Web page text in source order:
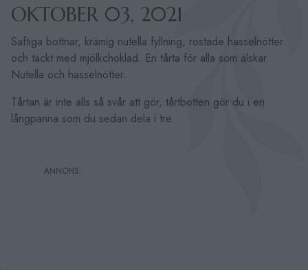
OKTOBER 03, 2021
Saftiga bottnar, krämig nutella fyllning, rostade hasselnötter
och täckt med mjölkchoklad. En tårta för alla som älskar
Nutella och hasselnötter.
Tårtan är inte alls så svår att gör, tårtbotten gör du i en
långpanna som du sedan dela i tre.